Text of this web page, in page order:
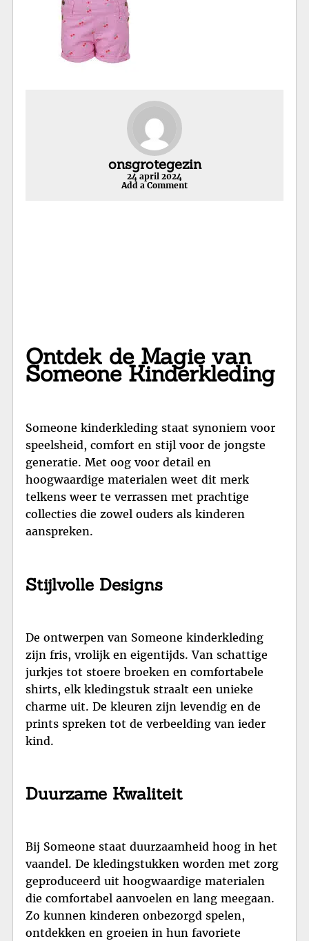
onsgrotegezin
24 april 2024
Add a Comment
Ontdek de Magie van
Someone Kinderkleding
Someone kinderkleding staat synoniem voor
speelsheid, comfort en stijl voor de jongste
generatie. Met oog voor detail en
hoogwaardige materialen weet dit merk
telkens weer te verrassen met prachtige
collecties die zowel ouders als kinderen
aanspreken.
Stijlvolle Designs
De ontwerpen van Someone kinderkleding
zijn fris, vrolijk en eigentijds. Van schattige
jurkjes tot stoere broeken en comfortabele
shirts, elk kledingstuk straalt een unieke
charme uit. De kleuren zijn levendig en de
prints spreken tot de verbeelding van ieder
kind.
Duurzame Kwaliteit
Bij Someone staat duurzaamheid hoog in het
vaandel. De kledingstukken worden met zorg
geproduceerd uit hoogwaardige materialen
die comfortabel aanvoelen en lang meegaan.
Zo kunnen kinderen onbezorgd spelen,
ontdekken en groeien in hun favoriete